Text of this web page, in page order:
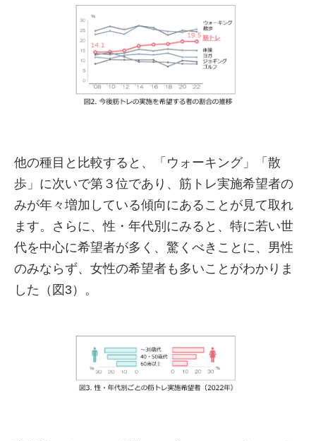
他の種目と比較すると、「ウォーキング」「散
歩」に次いで第３位であり、筋トレ実施希望者の
みが年々増加している傾向にあることが見て取れ
ます。さらに、性・年代別にみると、特に若い世
代を中心に希望者が多く、驚くべきことに、男性
のみならず、女性の希望者も多いことがわかりま
した（図3）。